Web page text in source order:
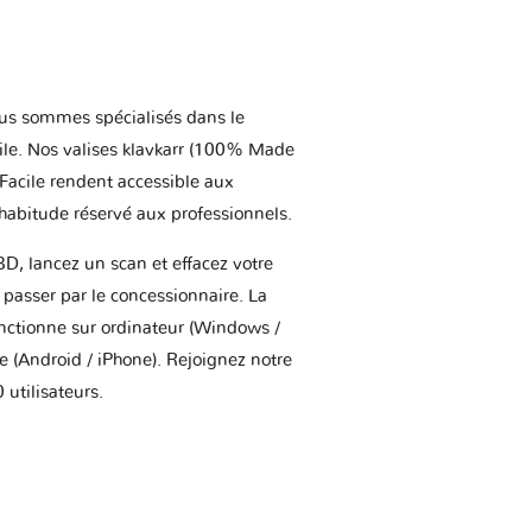
sommes spécialisés dans le
Nos valises klavkarr (100% Made
rendent accessible aux
réservé aux professionnels.
lancez un scan et effacez votre
par le concessionnaire. La
sur ordinateur (Windows /
(Android / iPhone). Rejoignez notre
utilisateurs.